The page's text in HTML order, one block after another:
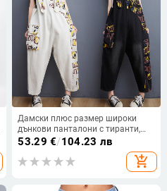
Дамски плюс размер широки
дънкови панталони с тиранти,
намаляващи възрастта, летни
нови, стил художник, принтиран,
ежедневен гащеризон Harlan за
53.29 €/104.23 лв
add_shopping_cart